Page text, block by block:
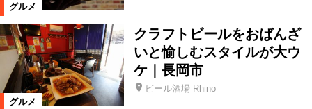
グルメ
グルメ
クラフトビールをおばんざ
いと愉しむスタイルが大ウ
ケ｜長岡市
ビール酒場 Rhino